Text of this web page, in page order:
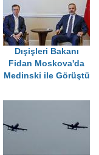
Dışişleri Bakanı
Fidan Moskova'da
Medinski ile Görüştü